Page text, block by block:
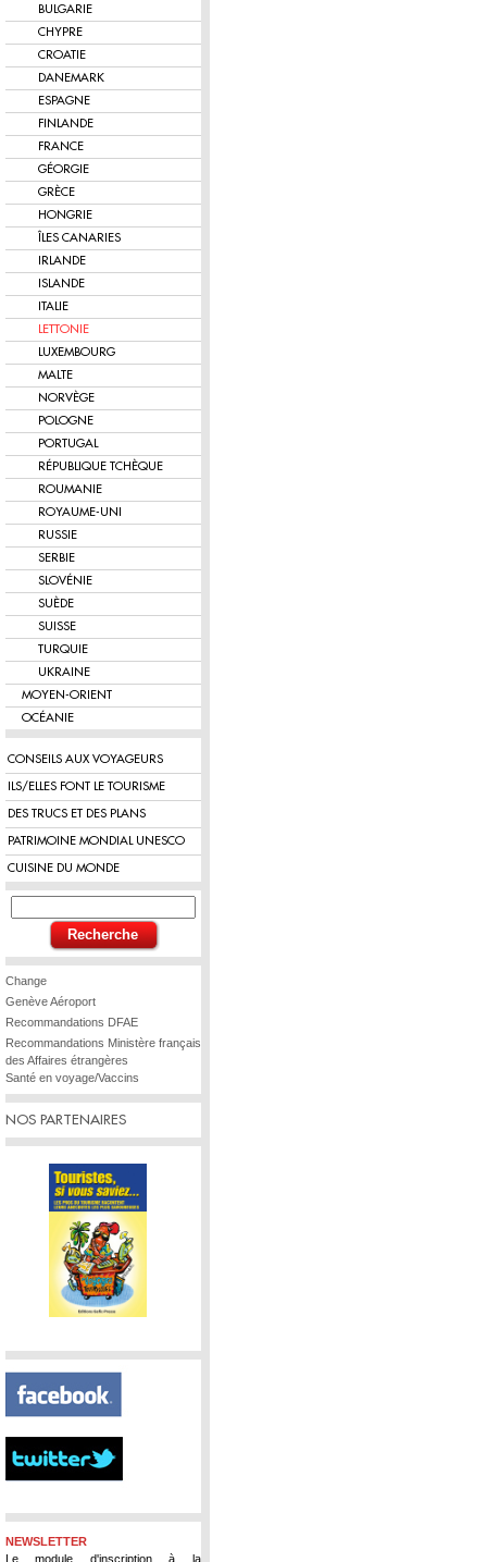
BULGARIE
CHYPRE
CROATIE
DANEMARK
ESPAGNE
FINLANDE
FRANCE
GÉORGIE
GRÈCE
HONGRIE
ÎLES CANARIES
IRLANDE
ISLANDE
ITALIE
LETTONIE
LUXEMBOURG
MALTE
NORVÈGE
POLOGNE
PORTUGAL
RÉPUBLIQUE TCHÈQUE
ROUMANIE
ROYAUME-UNI
RUSSIE
SERBIE
SLOVÉNIE
SUÈDE
SUISSE
TURQUIE
UKRAINE
MOYEN-ORIENT
OCÉANIE
CONSEILS AUX VOYAGEURS
ILS/ELLES FONT LE TOURISME
DES TRUCS ET DES PLANS
PATRIMOINE MONDIAL UNESCO
CUISINE DU MONDE
Change
Genève Aéroport
Recommandations DFAE
Recommandations Ministère français
des Affaires étrangères
Santé en voyage/Vaccins
NOS PARTENAIRES
NEWSLETTER
Le module d'inscription à la